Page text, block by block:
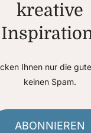
kreative
Ihnen nur die
keinen Spam.
ABONNIEREN